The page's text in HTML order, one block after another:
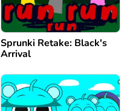
Sprunki Retake: Black's
Arrival